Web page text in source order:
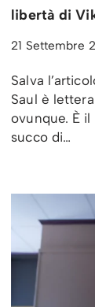
libertà di
21 Settembre
Salva
Saul è
ovunque. È il
succo di…